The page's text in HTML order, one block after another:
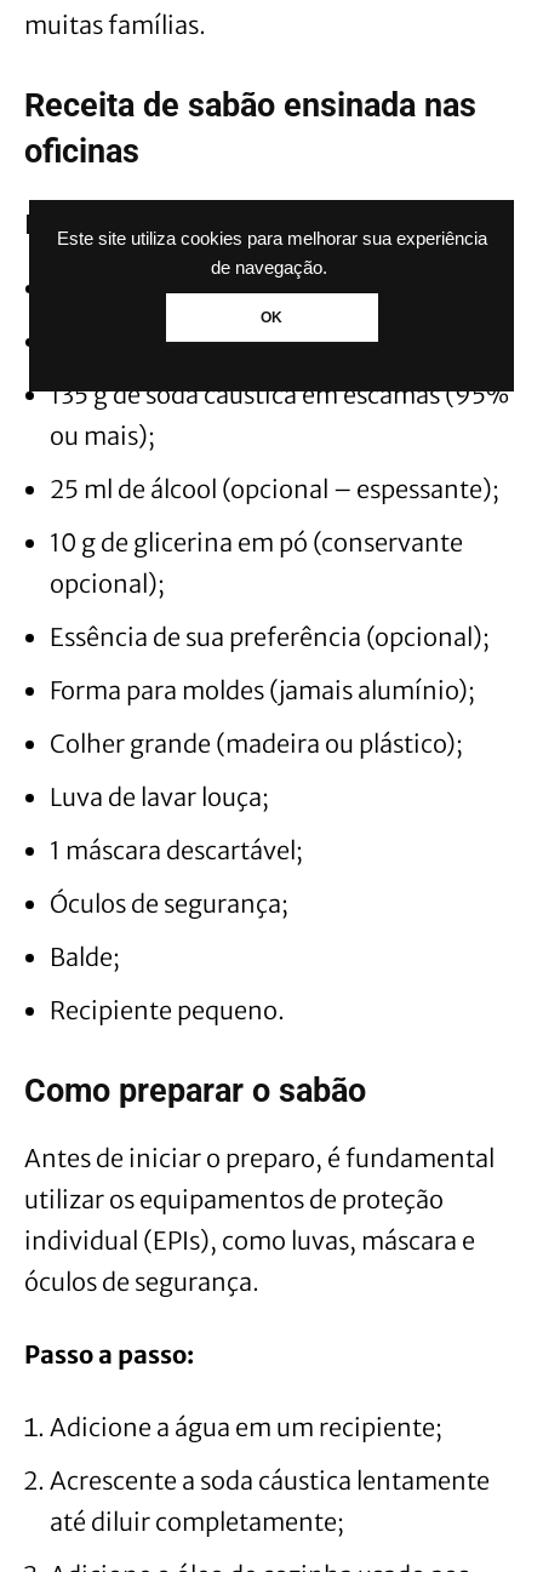
Este site utiliza cookies para melhorar sua experiência
de navegação.
OK
muitas famílias.
Receita de sabão ensinada nas
oficinas
Ingredientes
1 litro de óleo de cozinha usado;
140 ml de água;
135 g de soda cáustica em escamas (95%
ou mais);
25 ml de álcool (opcional – espessante);
10 g de glicerina em pó (conservante
opcional);
Essência de sua preferência (opcional);
Forma para moldes (jamais alumínio);
Colher grande (madeira ou plástico);
Luva de lavar louça;
1 máscara descartável;
Óculos de segurança;
Balde;
Recipiente pequeno.
Como preparar o sabão
Antes de iniciar o preparo, é fundamental
utilizar os equipamentos de proteção
individual (EPIs), como luvas, máscara e
óculos de segurança.
Passo a passo:
Adicione a água em um recipiente;
Acrescente a soda cáustica lentamente
até diluir completamente;